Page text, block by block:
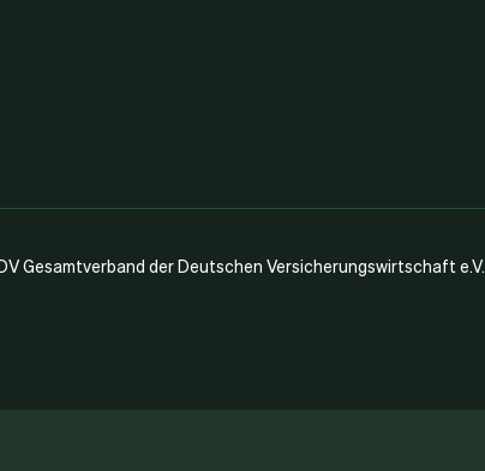
Gesamtverband der Deutschen Versicherungswirtschaft e.V.